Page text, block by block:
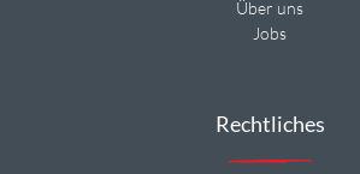
Über uns
Jobs
Rechtliches